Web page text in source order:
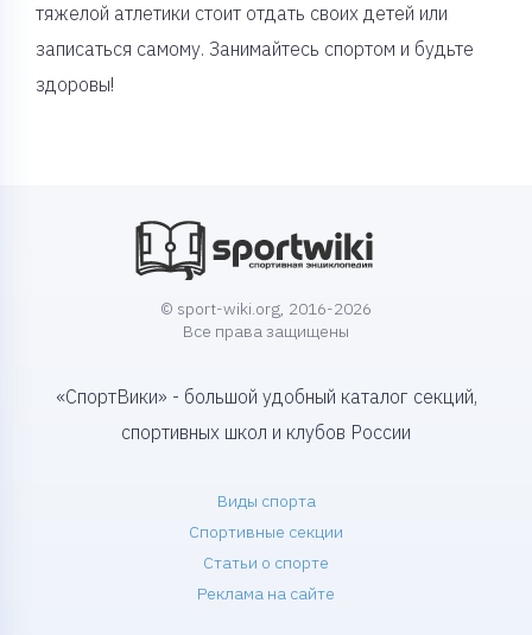
тяжелой атлетики стоит отдать своих детей или
записаться самому. Занимайтесь спортом и будьте
здоровы!
© sport-wiki.org, 2016-2026
Все права защищены
«СпортВики» - большой удобный каталог секций,
спортивных школ и клубов России
Виды спорта
Спортивные секции
Статьи о спорте
Реклама на сайте